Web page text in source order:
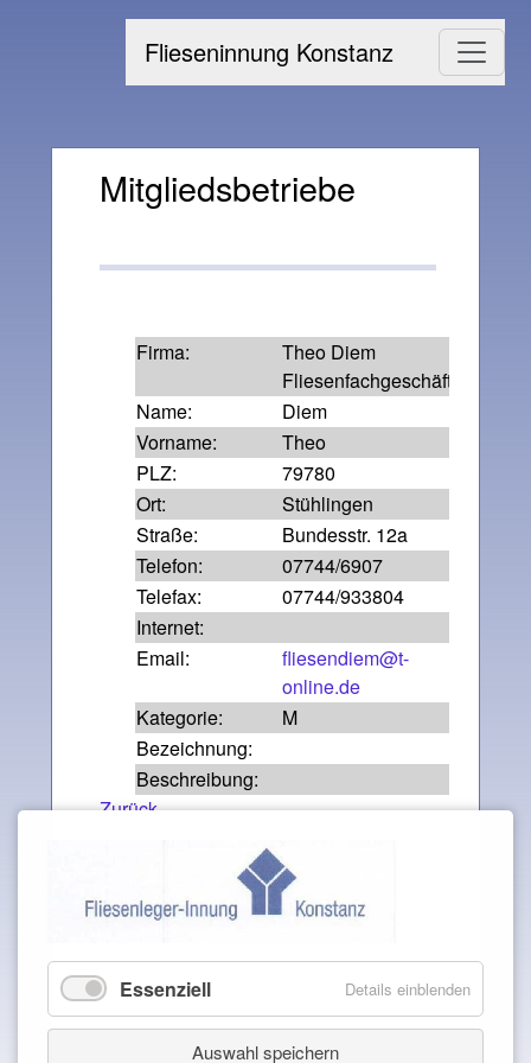
Flieseninnung Konstanz
Mitgliedsbetriebe
Firma:
Theo Diem
Fliesenfachgeschäft
Name:
Diem
Vorname:
Theo
PLZ:
79780
Ort:
Stühlingen
Straße:
Bundesstr. 12a
Telefon:
07744/6907
Telefax:
07744/933804
Internet:
Email:
fliesendiem@t-
online.de
Kategorie:
M
Bezeichnung:
Beschreibung:
Zurück
Essenziell Details einblenden
Auswahl speichern